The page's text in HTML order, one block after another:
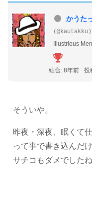
かうた
(@kautakku)
Illustrious
結合: 8年前 投
そういや。
昨夜・深夜、眠くて
って事で書き込んだ
サチコもダメでしたね